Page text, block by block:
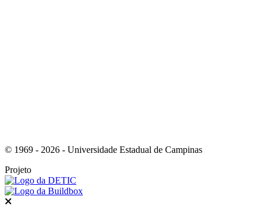
© 1969 - 2026 - Universidade Estadual de Campinas
Projeto